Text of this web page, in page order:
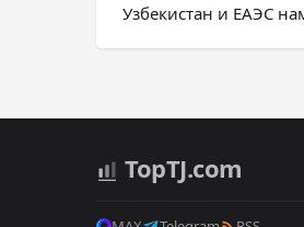
Узбекистан и ЕАЭС
TopTJ.com